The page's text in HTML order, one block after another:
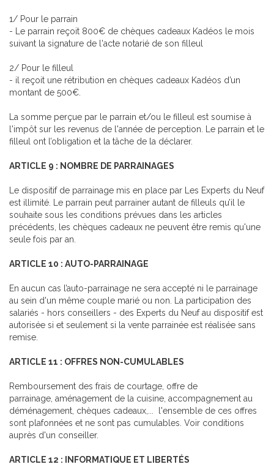
1/ Pour le parrain
- Le parrain reçoit 800€ de chèques cadeaux Kadéos le mois
suivant la signature de l'acte notarié de son filleul
2/ Pour le filleul
- il reçoit une rétribution en chèques cadeaux Kadéos d’un
montant de 500€.
La somme perçue par le parrain et/ou le filleul est soumise à
l'impôt sur les revenus de l'année de perception. Le parrain et le
filleul ont l’obligation et la tâche de la déclarer.
ARTICLE 9 : NOMBRE DE PARRAINAGES
Le dispositif de parrainage mis en place par Les Experts du Neuf
est illimité. Le parrain peut parrainer autant de filleuls qu’il le
souhaite sous les conditions prévues dans les articles
précédents, les chèques cadeaux ne peuvent être remis qu'une
seule fois par an.
ARTICLE 10 : AUTO-PARRAINAGE
En aucun cas l’auto-parrainage ne sera accepté ni le parrainage
au sein d'un même couple marié ou non. La participation des
salariés - hors conseillers - des Experts du Neuf au dispositif est
autorisée si et seulement si la vente parrainée est réalisée sans
remise.
ARTICLE 11 : OFFRES NON-CUMULABLES
Remboursement des frais de courtage, offre de
parrainage, aménagement de la cuisine, accompagnement au
déménagement, chèques cadeaux,... l'ensemble de ces offres
sont plafonnées et ne sont pas cumulables. Voir conditions
auprès d'un conseiller.
ARTICLE 12 : INFORMATIQUE ET LIBERTÉS